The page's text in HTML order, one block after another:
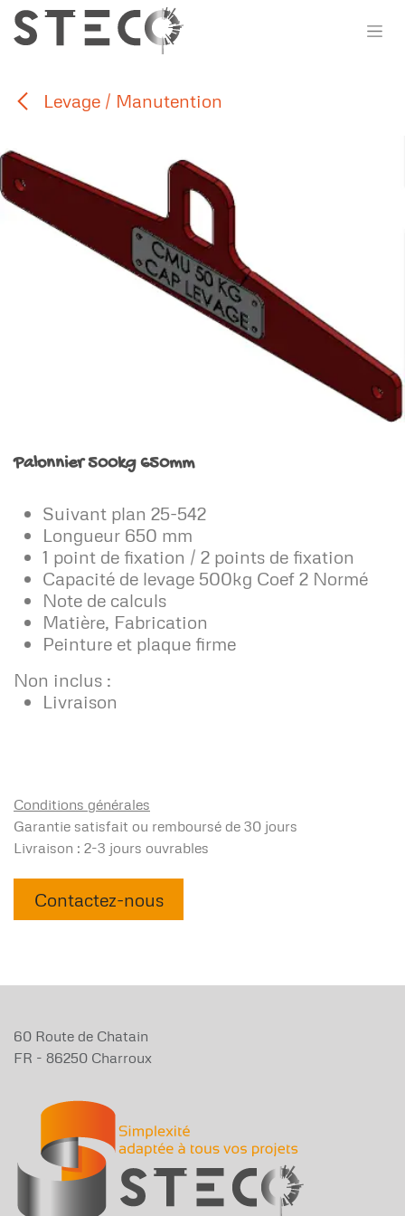
Se rendre au contenu
Levage / Manutention
Palonnier 500kg 650mm
Suivant plan 25-542
Longueur 650 mm
1 point de fixation / 2 points de fixation
Capacité de levage 500kg Coef 2 Normé
Note de calculs
Matière, Fabrication
Peinture et plaque firme
Non inclus :
Livraison
Conditions générales
Garantie satisfait ou remboursé de 30 jours
Livraison : 2-3 jours ouvrables
Contactez-nous
60 Route de Chatain
FR - 86250 Charroux